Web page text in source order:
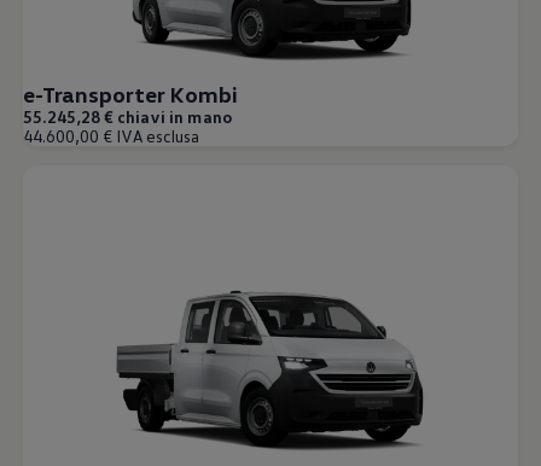
e-Transporter Kombi
55.245,28 € chiavi in mano
44.600,00 € IVA esclusa